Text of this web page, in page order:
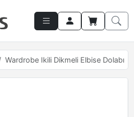
Wardrobe Ikili Dikmeli Elbise Dolabı